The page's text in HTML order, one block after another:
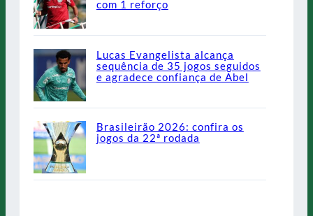
com 1 reforço
Lucas Evangelista alcança
sequência de 35 jogos seguidos
e agradece confiança de Abel
Brasileirão 2026: confira os
jogos da 22ª rodada